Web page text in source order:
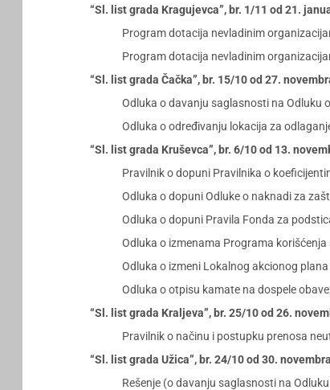
“Sl. list grada Kragujevca”, br. 1/11 od 21.
Program dotacija nevladinim
Program dotacija nevladinim
“Sl. list grada Čačka”, br. 15/10 od 27.
Odluka o davanju saglasnosti na Odluku
Odluka o određivanju lokacija za
“Sl. list grada Kruševca”, br. 6/10 od 13.
Pravilnik o dopuni Pravilnika o
Odluka o dopuni Odluke o naknadi za
Odluka o dopuni Pravila Fonda za
Odluka o izmenama Programa
Odluka o izmeni Lokalnog akcionog
Odluka o otpisu kamate na dospele
“Sl. list grada Kraljeva”, br. 25/10 od 26.
Pravilnik o načinu i postupku prenosa
“Sl. list grada Užica”, br. 24/10 od 30.
Rešenje (o davanju saglasnosti na